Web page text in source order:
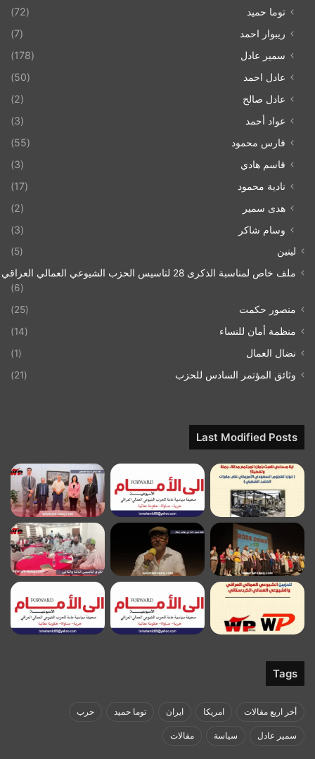
توما حميد
(72)
ريبوار احمد
(7)
سمير عادل
(178)
عادل احمد
(50)
عادل صالح
(2)
عواد أحمد
(3)
فارس محمود
(55)
قاسم هادي
(3)
نادية محمود
(17)
هدى سمير
(2)
وسام شاكر
(3)
لينين
(5)
ملف خاص لمناسبة الذكرى 28 لتاسيس الحزب الشيوعي العمالي العراقي 1993/07/21
(6)
منصور حكمت
(25)
منظمة أمان للنساء
(14)
نضال العمال
(1)
وثائق المؤتمر السادس للحزب
(21)
Last Modified Posts
Tags
أخر اربع مقالات امريكا ايران توما حميد حرب
سمير عادل سياسة مقالات